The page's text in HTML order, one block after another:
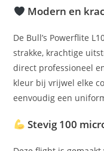
Modern en
De Bull’s Powerflite
strakke, krachtige
direct professioneel
kleur bij vrijwel elke
eenvoudig een
Stevig 100